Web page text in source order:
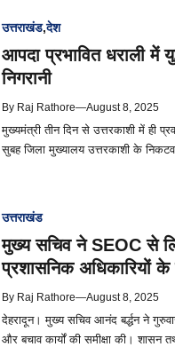
उत्तराखंड,देश
आपदा प्रभावित धराली में
निगरानी
By Raj Rathore—August 8, 2025
मुख्यमंत्री तीन दिन से उत्तरकाशी में ही
सुबह जिला मुख्यालय उत्तरकाशी के
उत्तराखंड
मुख्य सचिव ने SEOC से
प्रशासनिक अधिकारियों के
By Raj Rathore—August 8, 2025
देहरादून। मुख्य सचिव आनंद बर्द्धन ने
और बचाव कार्यों की समीक्षा की। शासन